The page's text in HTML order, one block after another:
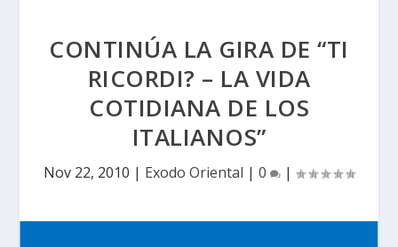
CONTINÚA LA GIRA DE “TI
RICORDI? – LA VIDA
COTIDIANA DE LOS
ITALIANOS”
Nov 22, 2010 | Exodo Oriental | 0 |